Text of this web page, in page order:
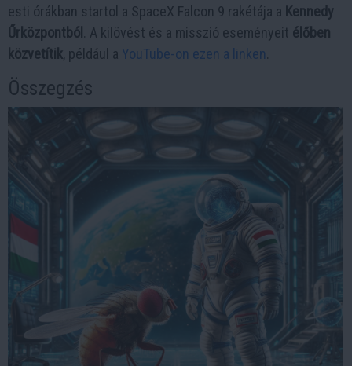
esti órákban startol a SpaceX Falcon 9 rakétája a Kennedy
Űrközpontból
. A kilövést és a misszió eseményeit élőben
közvetítik, például a YouTube-on ezen a linken
Összegzés